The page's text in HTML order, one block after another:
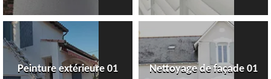
Peinture extérieure 01 Nettoyage de façade 01